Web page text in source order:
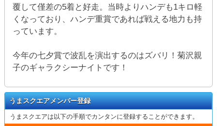
覆して僅差の5着と好走。当時よりハンデも1キロ軽
くなっており、ハンデ重賞であれば戦える地力も持
っています。
今年の七夕賞で波乱を演出するのはズバリ！菊沢親
子のギャラクシーナイトです！
うまスクエアメンバー登録
うまスクエアは以下の手順でカンタンに登録することができます。